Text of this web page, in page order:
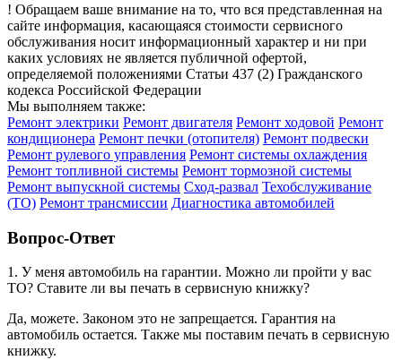
! Обращаем ваше внимание на то, что вся представленная на
сайте информация, касающаяся стоимости сервисного
обслуживания носит информационный характер и ни при
каких условиях не является публичной офертой,
определяемой положениями Статьи 437 (2) Гражданского
кодекса Российской Федерации
Мы выполняем также:
Ремонт электрики Ремонт двигателя Ремонт ходовой Ремонт
кондиционера Ремонт печки (отопителя) Ремонт подвески
Ремонт рулевого управления Ремонт системы охлаждения
Ремонт топливной системы Ремонт тормозной системы
Ремонт выпускной системы Сход-развал Техобслуживание
(ТО) Ремонт трансмиссии Диагностика автомобилей
Вопрос-Ответ
1. У меня автомобиль на гарантии. Можно ли пройти у вас
ТО? Ставите ли вы печать в сервисную книжку?
Да, можете. Законом это не запрещается. Гарантия на
автомобиль остается. Также мы поставим печать в сервисную
книжку.